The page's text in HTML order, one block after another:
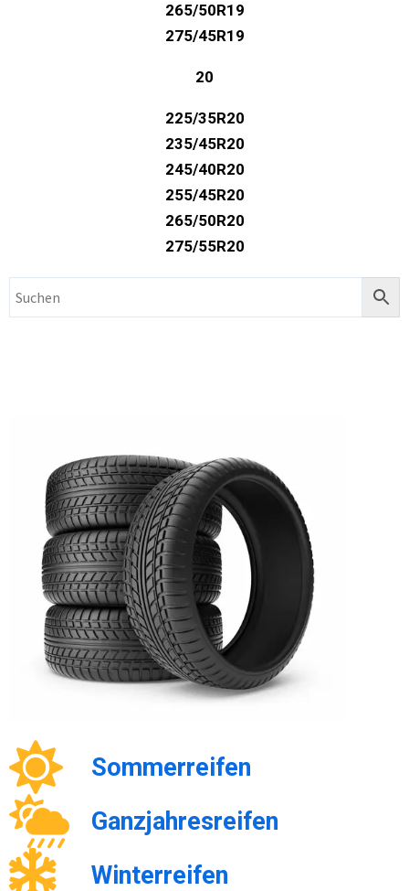
265/50R19
275/45R19
20
225/35R20
235/45R20
245/40R20
255/45R20
265/50R20
275/55R20
Sommerreifen
Ganzjahresreifen
Winterreifen